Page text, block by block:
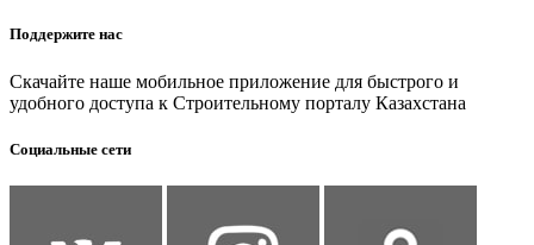
Поддержите нас
Скачайте наше мобильное приложение для быстрого и
удобного доступа к Строительному порталу Казахстана
Социальные сети